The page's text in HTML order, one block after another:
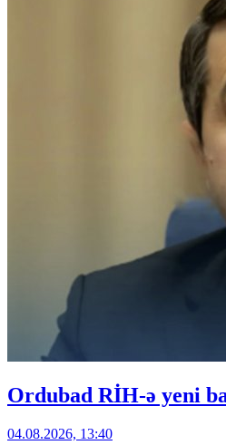
Ordubad RİH-ə yeni
04.08.2026, 13:40